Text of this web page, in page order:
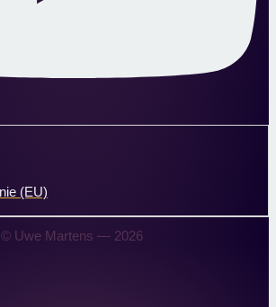
(EU)
Uwe Martens — 2026